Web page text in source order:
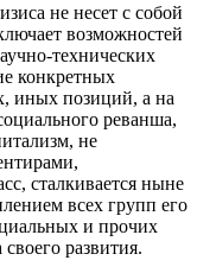
не несет с собой
возможностей
технических
конкретных
иных позиций, а на
реванша,
не
сталкивается ныне
всех групп его
и прочих
развития.